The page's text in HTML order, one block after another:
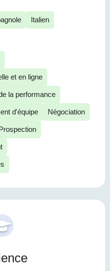
Italien
et en ligne
la performance
d'équipe Négociation